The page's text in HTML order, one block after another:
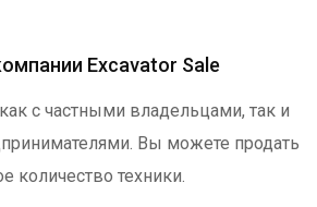
Excavator Sale
с частными владельцами, так и
Вы можете продать
количество техники.